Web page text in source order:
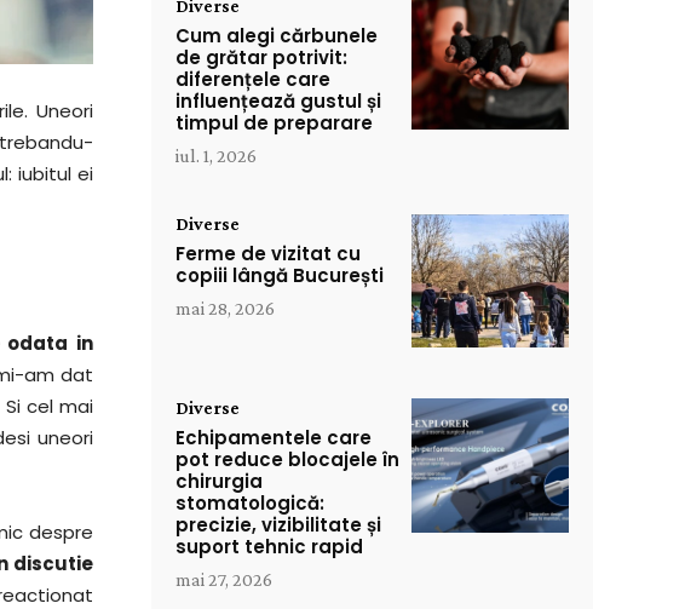
Uneori
iubitul ei
odata in
am dat
cel mai
uneori
despre
discutie
Diverse
Cum alegi cărbunele
de grătar potrivit:
diferențele care
influențează gustul și
timpul de preparare
iul. 1, 2026
Diverse
Ferme de vizitat cu
copiii lângă București
mai 28, 2026
Diverse
Echipamentele care
pot reduce blocajele în
chirurgia
stomatologică:
precizie, vizibilitate și
suport tehnic rapid
mai 27, 2026